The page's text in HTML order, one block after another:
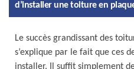
d’installer une toiture en
Le succès grandissant des
s’explique par le fait que ces
installer. Il suffit simplement